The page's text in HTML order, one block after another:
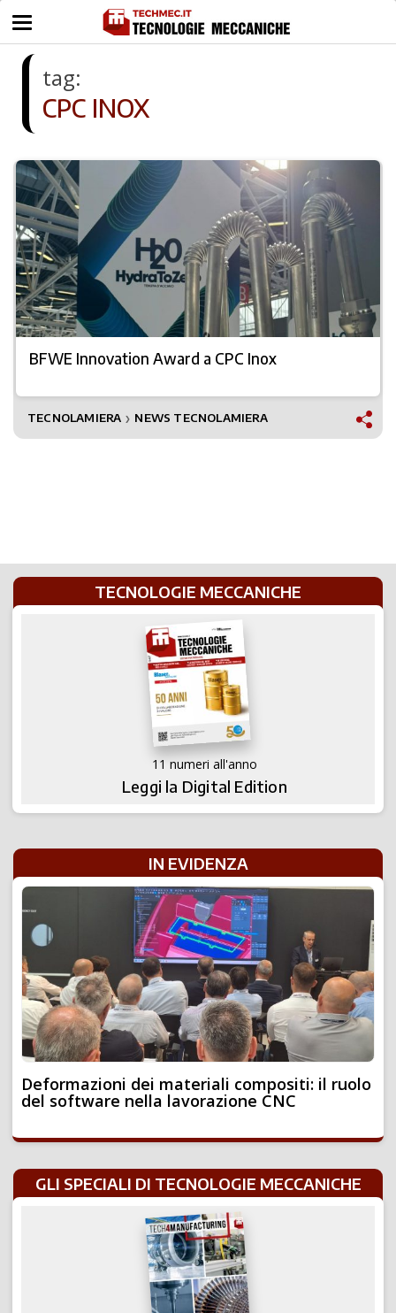
tag:
CPC INOX
BFWE Innovation Award a CPC Inox
TECNOLAMIERA ❯ NEWS TECNOLAMIERA
TECNOLOGIE MECCANICHE
11 numeri all'anno
Leggi la Digital Edition
IN EVIDENZA
Deformazioni dei materiali compositi: il ruolo
del software nella lavorazione CNC
GLI SPECIALI DI TECNOLOGIE MECCANICHE